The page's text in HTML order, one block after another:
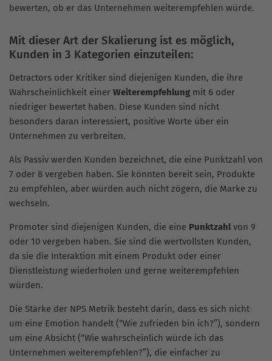
bewerten, ob er das Unternehmen weiterempfehlen würde.
Mit dieser Art der Skalierung ist es möglich,
Kunden in 3 Kategorien einzuteilen:
Detractors oder Kritiker sind diejenigen Kunden, die ihre
Wahrscheinlichkeit einer Weiterempfehlung mit 6 oder
niedriger bewertet haben. Diese Kunden sind nicht
besonders daran interessiert, positive Worte über ein
Unternehmen zu verbreiten.
Als Passiv werden Kunden bezeichnet, die eine Punktzahl von
7 oder 8 vergeben haben. Sie könnten bereit sein, Produkte
zu empfehlen, aber würden auch nicht zögern, die Marke zu
wechseln.
Promoter sind diejenigen Kunden, die eine Punktzahlvon 9
oder 10 vergeben haben. Sie sind die wertvollsten Kunden,
da sie die Interaktion mit einem Produkt oder einer
Dienstleistung wiederholen und gerne weiterempfehlen
würden.
Die Stärke der NPS Metrik besteht darin, dass es sich nicht
um eine Emotion handelt (“Wie zufrieden bin ich?”), sondern
um eine Absicht (“Wie wahrscheinlich würde ich das
Unternehmen weiterempfehlen?”), die einfacher zu